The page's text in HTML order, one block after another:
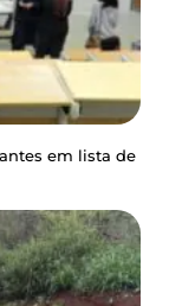
em lista de